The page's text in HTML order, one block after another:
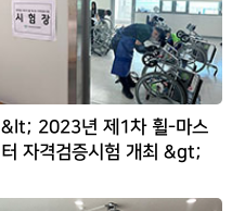
&lt; 2023년 제1차 휠-마스
터 자격검증시험 개최 &gt;